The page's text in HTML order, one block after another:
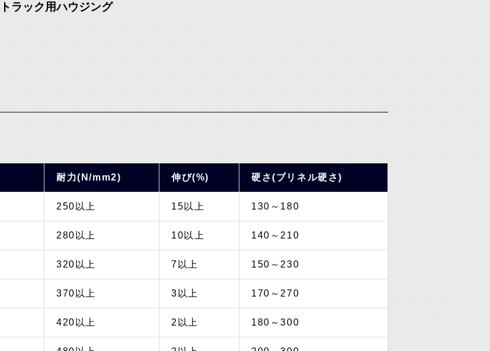
トラック用ハウジング
耐力(N/mm2) 伸び(%) 硬さ(ブリネル硬さ)
250以上 15以上 130～180
280以上 10以上 140～210
320以上 7以上 150～230
370以上 3以上 170～270
420以上 2以上 180～300